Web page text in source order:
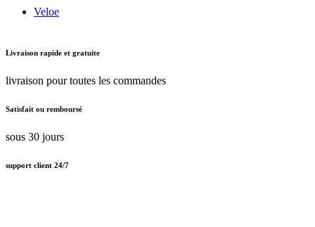
Veloe
Livraison rapide et gratuite
livraison pour toutes les commandes
Satisfait ou remboursé
sous 30 jours
support client 24/7